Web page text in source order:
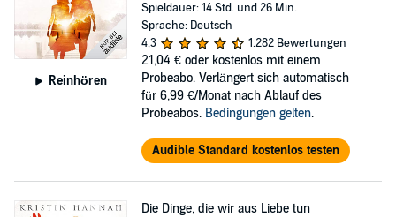
Reinhören
Spieldauer: 14 Std. und 26 Min.
Sprache: Deutsch
4,3
1.282 Bewertungen
21,04 € oder kostenlos mit einem
Probeabo. Verlängert sich automatisch
für 6,99 €/Monat nach Ablauf des
Probeabos. Bedingungen gelten.
Audible Standard kostenlos testen
Die Dinge, die wir aus Liebe tun